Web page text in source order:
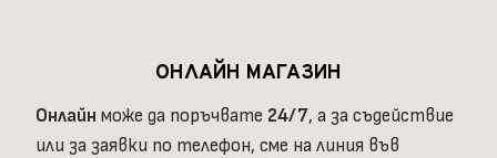
ОНЛАЙН МАГАЗИН
Онлайн може да поръчвате 24/7, а за съдействие
или за заявки по телефон, сме на линия във